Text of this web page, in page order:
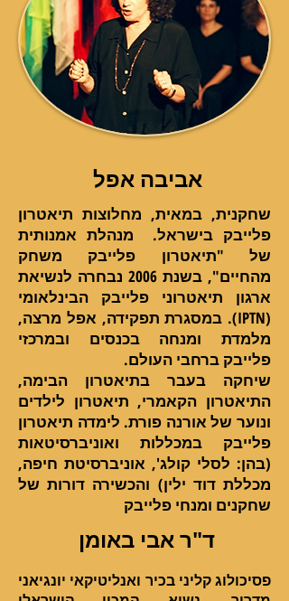
אביבה אפל
שחקנית, במאית, מחלוצות תיאטרון
פלייבק בישראל. מנהלת אמנותית
של "תיאטרון פלייבק משחק
מהחיים", בשנת 2006 נבחרה לנשיאת
ארגון תיאטרוני פלייבק הבינלאומי
(IPTN). במסגרת תפקידה, אפל מרצה,
מלמדת ומנחה בכנסים ובמרכזי
פלייבק ברחבי העולם.
שיחקה בעבר בתיאטרון הבימה,
התיאטרון הקאמרי, תיאטרון לילדים
ונוער של אורנה פורת. לימדה תיאטרון
פלייבק במכללות ואוניברסיטאות
(בהן: לסלי קולג', אוניברסיטת חיפה,
מכללת דוד ילין) והכשירה דורות של
שחקנים ומנחי פלייבק
ד"ר אבי באומן
פסיכולוג קליני בכיר ואנליטיקאי יונגיאני